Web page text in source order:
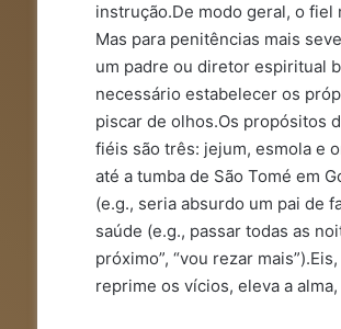
instrução.De modo geral, o
Mas para penitências mais
um padre ou diretor espiritual
necessário estabelecer os
piscar de olhos.Os propósitos
fiéis são três: jejum, esmola e
até a tumba de São Tomé em
(e.g., seria absurdo um pai de
saúde (e.g., passar todas as
próximo”, “vou rezar
reprime os vícios, eleva a